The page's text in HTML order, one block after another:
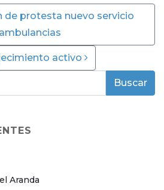
de protesta nuevo servicio
ambulancias
activo
Aranda